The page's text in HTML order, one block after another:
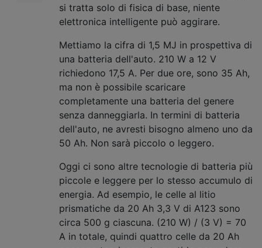
si tratta solo di fisica di base, niente
elettronica intelligente può aggirare.
Mettiamo la cifra di 1,5 MJ in prospettiva di
una batteria dell'auto. 210 W a 12 V
richiedono 17,5 A. Per due ore, sono 35 Ah,
ma non è possibile scaricare
completamente una batteria del genere
senza danneggiarla. In termini di batteria
dell'auto, ne avresti bisogno almeno uno da
50 Ah. Non sarà piccolo o leggero.
Oggi ci sono altre tecnologie di batteria più
piccole e leggere per lo stesso accumulo di
energia. Ad esempio, le celle al litio
prismatiche da 20 Ah 3,3 V di A123 sono
circa 500 g ciascuna. (210 W) / (3 V) = 70
A in totale, quindi quattro celle da 20 Ah